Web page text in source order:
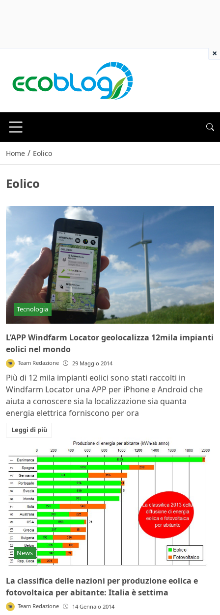
Home / Eolico
Eolico
Tecnologia
L’APP Windfarm Locator geolocalizza 12mila impianti
eolici nel mondo
Team Redazione 29 Maggio 2014
Più di 12 mila impianti eolici sono stati raccolti in
Windfarm Locator una APP per iPhone e Android che
aiuta a conoscere sia la localizzazione sia quanta
energia elettrica forniscono per ora
Leggi di più
News
La classifica delle nazioni per produzione eolica e
fotovoltaica per abitante: Italia è settima
Team Redazione 14 Gennaio 2014
×